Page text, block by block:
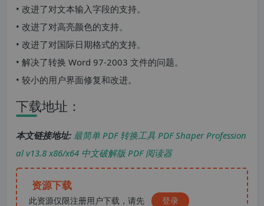
• 改进了对文本输入字段的支持。
• 改进了对高亮颜色的支持。
• 改进了对国际日期格式的支持。
• 解决了转换 Word 97-2003 文件的问题。
• 较小的用户界面修复和改进。
下载地址：
本文链接地址: 最简单 PDF 转换工具 PDF Shaper Profession
al v13.8 x86/x64 中文破解版 PDF 阅读器
资源下载
此资源仅限注册用户下载，请先 登录